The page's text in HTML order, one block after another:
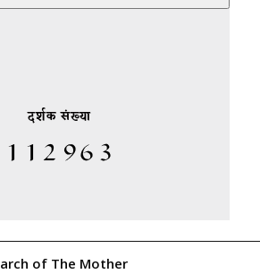
दर्शक संख्या
of The Mother